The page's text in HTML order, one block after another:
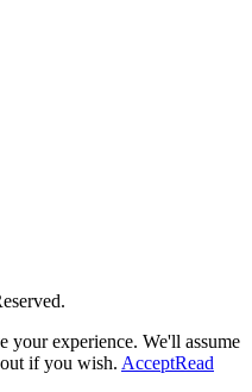
your experience. We'll assume
if you wish. AcceptRead